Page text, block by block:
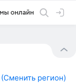
онлайн
(Сменить регион)